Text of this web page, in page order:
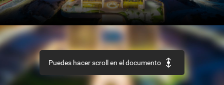
deRuesta,en Zaragoza
Puedes hacer scroll en el documento